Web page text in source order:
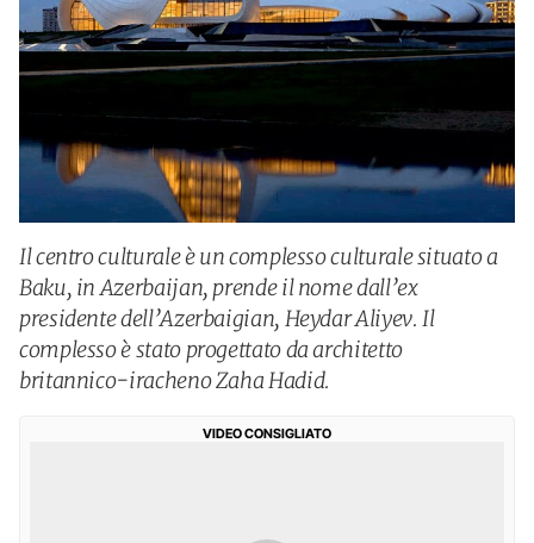
Il centro culturale è un complesso culturale situato a
Baku, in Azerbaijan, prende il nome dall’ex
presidente dell’Azerbaigian, Heydar Aliyev. Il
complesso è stato progettato da architetto
britannico-iracheno Zaha Hadid.
VIDEO CONSIGLIATO